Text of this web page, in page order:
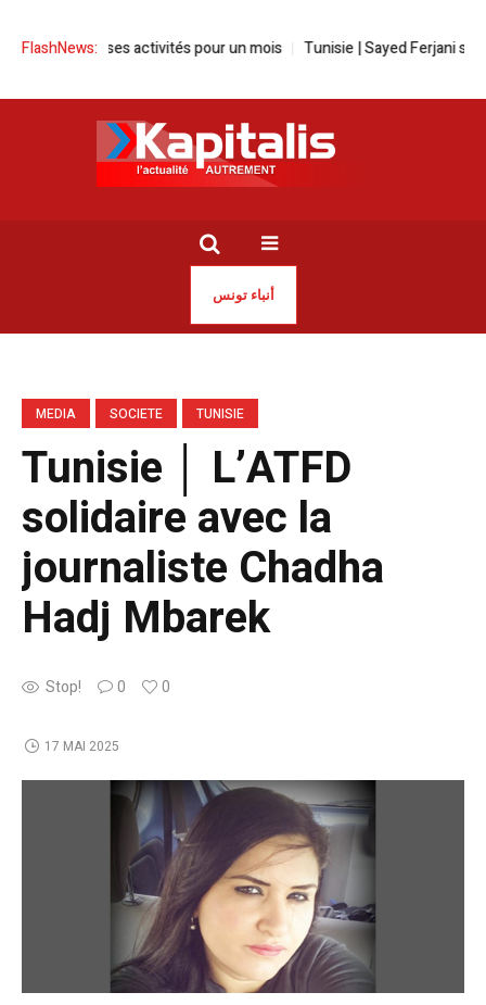
FlashNews:
de ses activités pour un mois Tunisie | Sayed Ferjani suspend
أنباء تونس
MEDIA SOCIETE TUNISIE
Tunisie │ L’ATFD
solidaire avec la
journaliste Chadha
Hadj Mbarek
Stop! 0 0
17 MAI 2025